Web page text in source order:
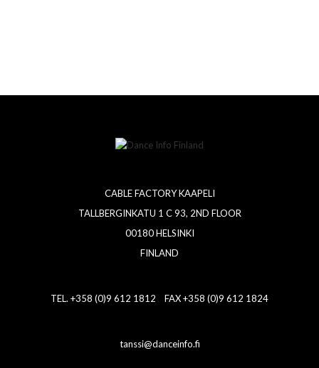
CABLE FACTORY KAAPELI
TALLBERGINKATU 1 C 93, 2ND FLOOR
00180 HELSINKI
FINLAND
TEL. +358 (0)9 612 1812 FAX +358 (0)9 612 1824
tanssi@danceinfo.fi